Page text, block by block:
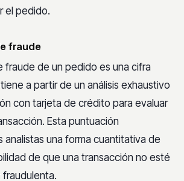
el pedido.
fraude
fraude de un pedido es una cifra
a partir de un análisis exhaustivo
con tarjeta de crédito para evaluar
Esta puntuación
analistas una forma cuantitativa de
de que una transacción no esté